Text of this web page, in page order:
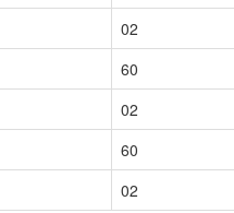
02
60
02
60
02